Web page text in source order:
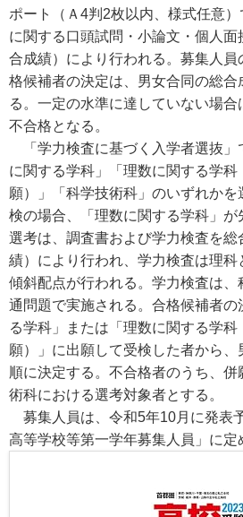
ポート（Ａ4判2枚以内、様式任意
に関する口頭試問・小論文・個人
合成績）により行われる。募集人員
格候補者の決定は、男女合同の総合
る。一定の水準に達していない場合
不合格となる。
「学力検査に基づく入学者選抜」
に関する学科」「理数に関する学科
願）」「科学技術科」のいずれか
検の場合、「理数に関する学科」が
選考は、調査書および学力検査を総
績）により行われ、学力検査は理
傾斜配点が行われる。学力検査は
通問題で実施される。合格候補者の
る学科」または「理数に関する学
願）」に出願して受検した者から
順に決定する。不合格者のうち、
術科における選考対象者とする。
募集人員は、令和5年10月に発表
高等学校等第一学年募集人員」に定